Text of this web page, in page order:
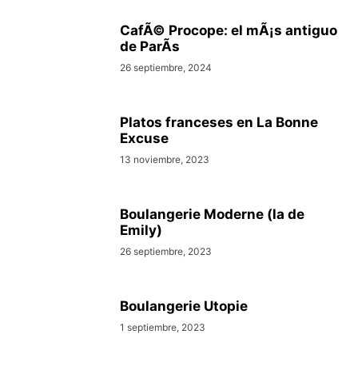
CafÃ© Procope: el mÃ¡s antiguo
de ParÃ­s
26 septiembre, 2024
Platos franceses en La Bonne
Excuse
13 noviembre, 2023
Boulangerie Moderne (la de
Emily)
26 septiembre, 2023
Boulangerie Utopie
1 septiembre, 2023